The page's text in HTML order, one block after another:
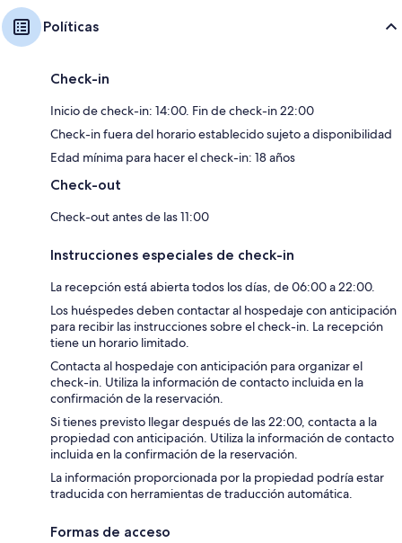
Políticas
Check-in
Inicio de check-in: 14:00. Fin de check-in 22:00
Check-in fuera del horario establecido sujeto a disponibilidad
Edad mínima para hacer el check-in: 18 años
Check-out
Check-out antes de las 11:00
Instrucciones especiales de check-in
La recepción está abierta todos los días, de 06:00 a 22:00.
Los huéspedes deben contactar al hospedaje con anticipación
para recibir las instrucciones sobre el check-in. La recepción
tiene un horario limitado.
Contacta al hospedaje con anticipación para organizar el
check-in. Utiliza la información de contacto incluida en la
confirmación de la reservación.
Si tienes previsto llegar después de las 22:00, contacta a la
propiedad con anticipación. Utiliza la información de contacto
incluida en la confirmación de la reservación.
La información proporcionada por la propiedad podría estar
traducida con herramientas de traducción automática.
Formas de acceso